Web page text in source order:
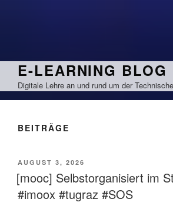
E-LEARNING BLOG
Digitale Lehre an und rund um der
BEITRÄGE
VERÖFFENTLICHT
AM
AUGUST 3, 2026
[mooc] Selbstorganisiert im
#imoox #tugraz #SOS